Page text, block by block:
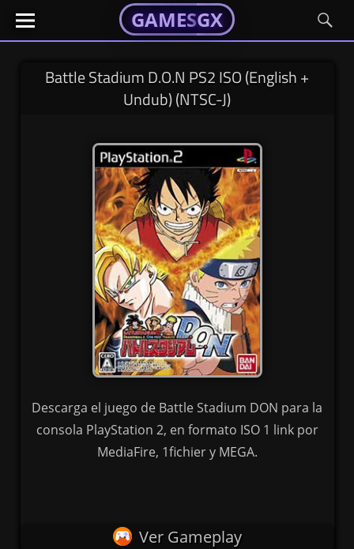
Skip
GAMESGX
El
portal
GAMESGX
GAMESGX
El
portal
Battle Stadium D.O.N PS2 ISO (English +
Undub) (NTSC-J)
Descarga el juego de Battle Stadium DON para la
consola PlayStation 2, en formato ISO 1 link por
MediaFire, 1fichier y MEGA.
Ver Gameplay